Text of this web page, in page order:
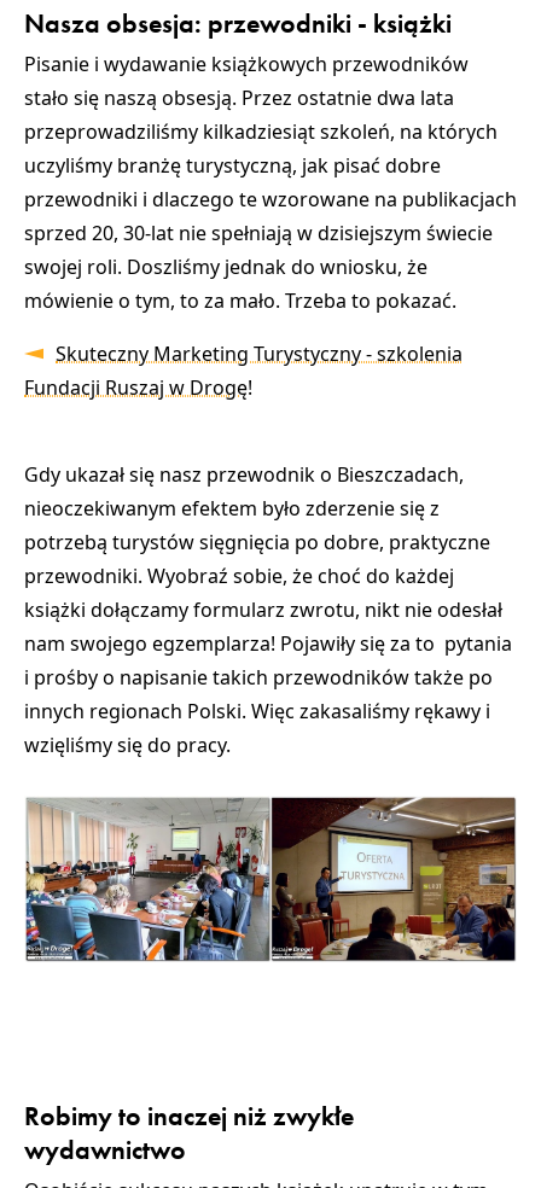
Nasza obsesja: przewodniki - książki
Pisanie i wydawanie książkowych przewodników
stało się naszą obsesją. Przez ostatnie dwa lata
przeprowadziliśmy kilkadziesiąt szkoleń, na których
uczyliśmy branżę turystyczną, jak pisać dobre
przewodniki i dlaczego te wzorowane na publikacjach
sprzed 20, 30-lat nie spełniają w dzisiejszym świecie
swojej roli. Doszliśmy jednak do wniosku, że
mówienie o tym, to za mało. Trzeba to pokazać.
Skuteczny Marketing Turystyczny - szkolenia
Fundacji Ruszaj w Drogę!
Gdy ukazał się nasz przewodnik o Bieszczadach,
nieoczekiwanym efektem było zderzenie się z
potrzebą turystów sięgnięcia po dobre, praktyczne
przewodniki. Wyobraź sobie, że choć do każdej
książki dołączamy formularz zwrotu, nikt nie odesłał
nam swojego egzemplarza! Pojawiły się za to pytania
i prośby o napisanie takich przewodników także po
innych regionach Polski. Więc zakasaliśmy rękawy i
wzięliśmy się do pracy.
Robimy to inaczej niż zwykłe
wydawnictwo